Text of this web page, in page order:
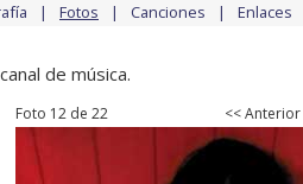
Fotos Canciones Enlaces
de música.
Foto 12 de 22 << Anterior